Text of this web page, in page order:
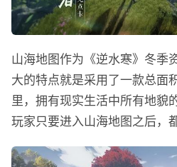
山海地图作为《逆水寒》冬季
大的特点就是采用了一款总面
里，拥有现实生活中所有地貌
玩家只要进入山海地图之后，